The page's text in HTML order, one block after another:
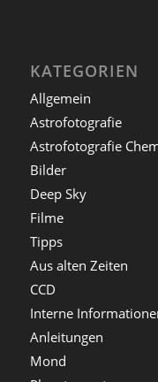
KATEGORIEN
Allgemein
Astrofotografie
Astrofotografie
Bilder
Deep Sky
Filme
Tipps
Aus alten Zeiten
CCD
Interne
Anleitungen
Mond